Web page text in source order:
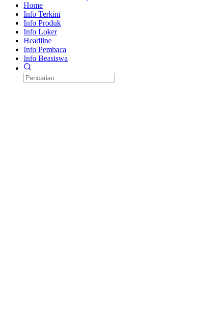
Home
Info Terkini
Info Produk
Info Loker
Headline
Info Pembaca
Info Beasiswa